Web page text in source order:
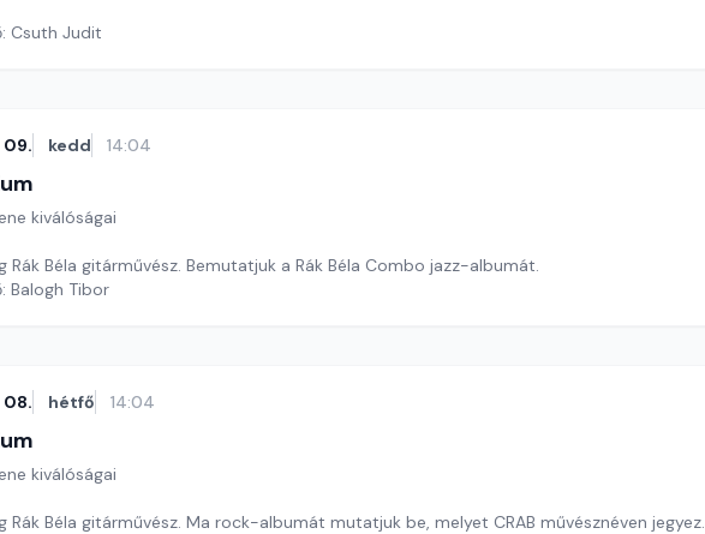
Csuth Judit
09. kedd 14:04
kiválóságai
Rák Béla gitárművész. Bemutatjuk a Rák Béla Combo jazz-albumát.
Balogh Tibor
08. hétfő 14:04
kiválóságai
Rák Béla gitárművész. Ma rock-albumát mutatjuk be, melyet CRAB művésznéven jegyez.